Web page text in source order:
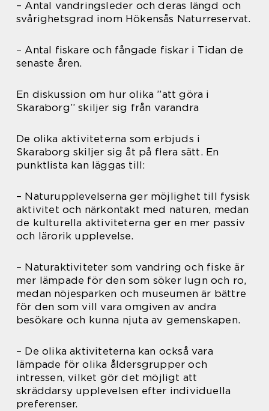
– Antal vandringsleder och deras längd och
svårighetsgrad inom Hökensås Naturreservat.
– Antal fiskare och fångade fiskar i Tidan de
senaste åren.
En diskussion om hur olika ”att göra i
Skaraborg” skiljer sig från varandra
De olika aktiviteterna som erbjuds i
Skaraborg skiljer sig åt på flera sätt. En
punktlista kan läggas till:
– Naturupplevelserna ger möjlighet till fysisk
aktivitet och närkontakt med naturen, medan
de kulturella aktiviteterna ger en mer passiv
och lärorik upplevelse.
– Naturaktiviteter som vandring och fiske är
mer lämpade för den som söker lugn och ro,
medan nöjesparken och museumen är bättre
för den som vill vara omgiven av andra
besökare och kunna njuta av gemenskapen.
– De olika aktiviteterna kan också vara
lämpade för olika åldersgrupper och
intressen, vilket gör det möjligt att
skräddarsy upplevelsen efter individuella
preferenser.